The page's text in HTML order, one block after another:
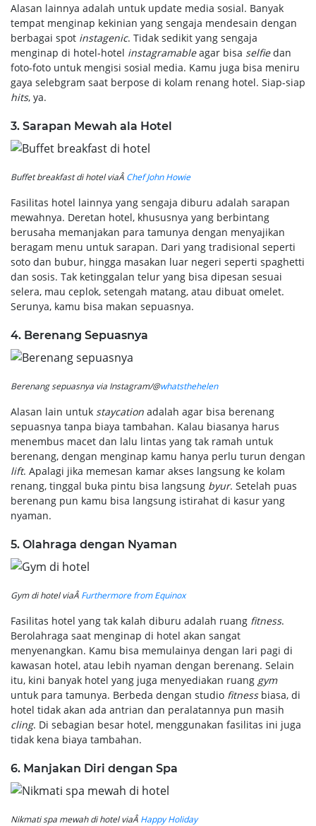
Alasan lainnya adalah untuk update media sosial. Banyak
tempat menginap kekinian yang sengaja mendesain dengan
berbagai spot instagenic. Tidak sedikit yang sengaja
menginap di hotel-hotel instagramableagar bisa selfiedan
foto-foto untuk mengisi sosial media. Kamu juga bisa meniru
gaya selebgram saat berpose di kolam renang hotel. Siap-siap
hits, ya.
3. Sarapan Mewah ala Hotel
Buffet breakfast di hotel viaÂ Chef John Howie
Fasilitas hotel lainnya yang sengaja diburu adalah sarapan
mewahnya. Deretan hotel, khususnya yang berbintang
berusaha memanjakan para tamunya dengan menyajikan
beragam menu untuk sarapan. Dari yang tradisional seperti
soto dan bubur, hingga masakan luar negeri seperti spaghetti
dan sosis. Tak ketinggalan telur yang bisa dipesan sesuai
selera, mau ceplok, setengah matang, atau dibuat omelet.
Serunya, kamu bisa makan sepuasnya.
4. Berenang Sepuasnya
Berenang sepuasnya via Instagram/@whatsthehelen
Alasan lain untuk staycation adalah agar bisa berenang
sepuasnya tanpa biaya tambahan. Kalau biasanya harus
menembus macet dan lalu lintas yang tak ramah untuk
berenang, dengan menginap kamu hanya perlu turun dengan
lift. Apalagi jika memesan kamar akses langsung ke kolam
renang, tinggal buka pintu bisa langsung byur. Setelah puas
berenang pun kamu bisa langsung istirahat di kasur yang
nyaman.
5. Olahraga dengan Nyaman
Gym di hotel viaÂ Furthermore from Equinox
Fasilitas hotel yang tak kalah diburu adalah ruang fitness.
Berolahraga saat menginap di hotel akan sangat
menyenangkan. Kamu bisa memulainya dengan lari pagi di
kawasan hotel, atau lebih nyaman dengan berenang. Selain
itu, kini banyak hotel yang juga menyediakan ruang gym
untuk para tamunya. Berbeda dengan studio fitnessbiasa, di
hotel tidak akan ada antrian dan peralatannya pun masih
cling. Di sebagian besar hotel, menggunakan fasilitas ini juga
tidak kena biaya tambahan.
6. Manjakan Diri dengan Spa
Nikmati spa mewah di hotel viaÂ Happy Holiday